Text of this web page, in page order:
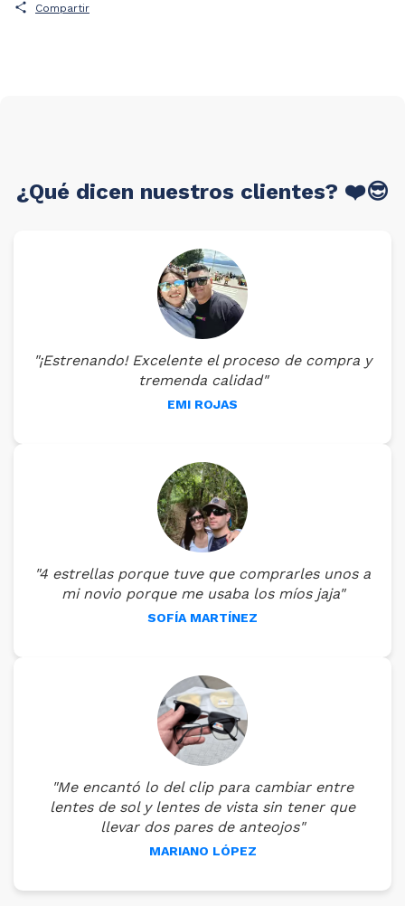
Compartir
¿Qué dicen nuestros clientes? ❤️😎
"¡Estrenando! Excelente el proceso de compra y
tremenda calidad"
EMI ROJAS
"4 estrellas porque tuve que comprarles unos a
mi novio porque me usaba los míos jaja"
SOFÍA MARTÍNEZ
"Me encantó lo del clip para cambiar entre
lentes de sol y lentes de vista sin tener que
llevar dos pares de anteojos"
MARIANO LÓPEZ